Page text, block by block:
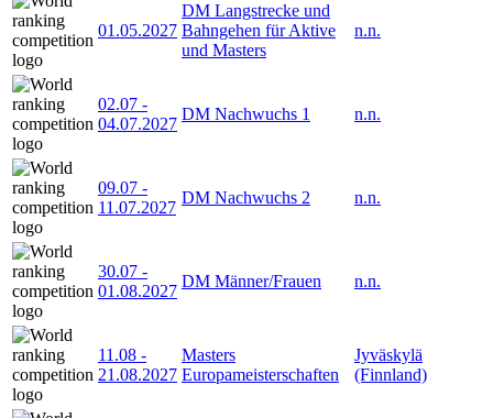
01.05.2027
DM Langstrecke und
Bahngehen für Aktive
und Masters
n.n.
02.07 -
04.07.2027
DM Nachwuchs 1 n.n.
09.07 -
11.07.2027
DM Nachwuchs 2 n.n.
30.07 -
01.08.2027
DM Männer/Frauen n.n.
11.08 -
21.08.2027
Masters
Europameisterschaften
Jyväskylä
(Finnland)